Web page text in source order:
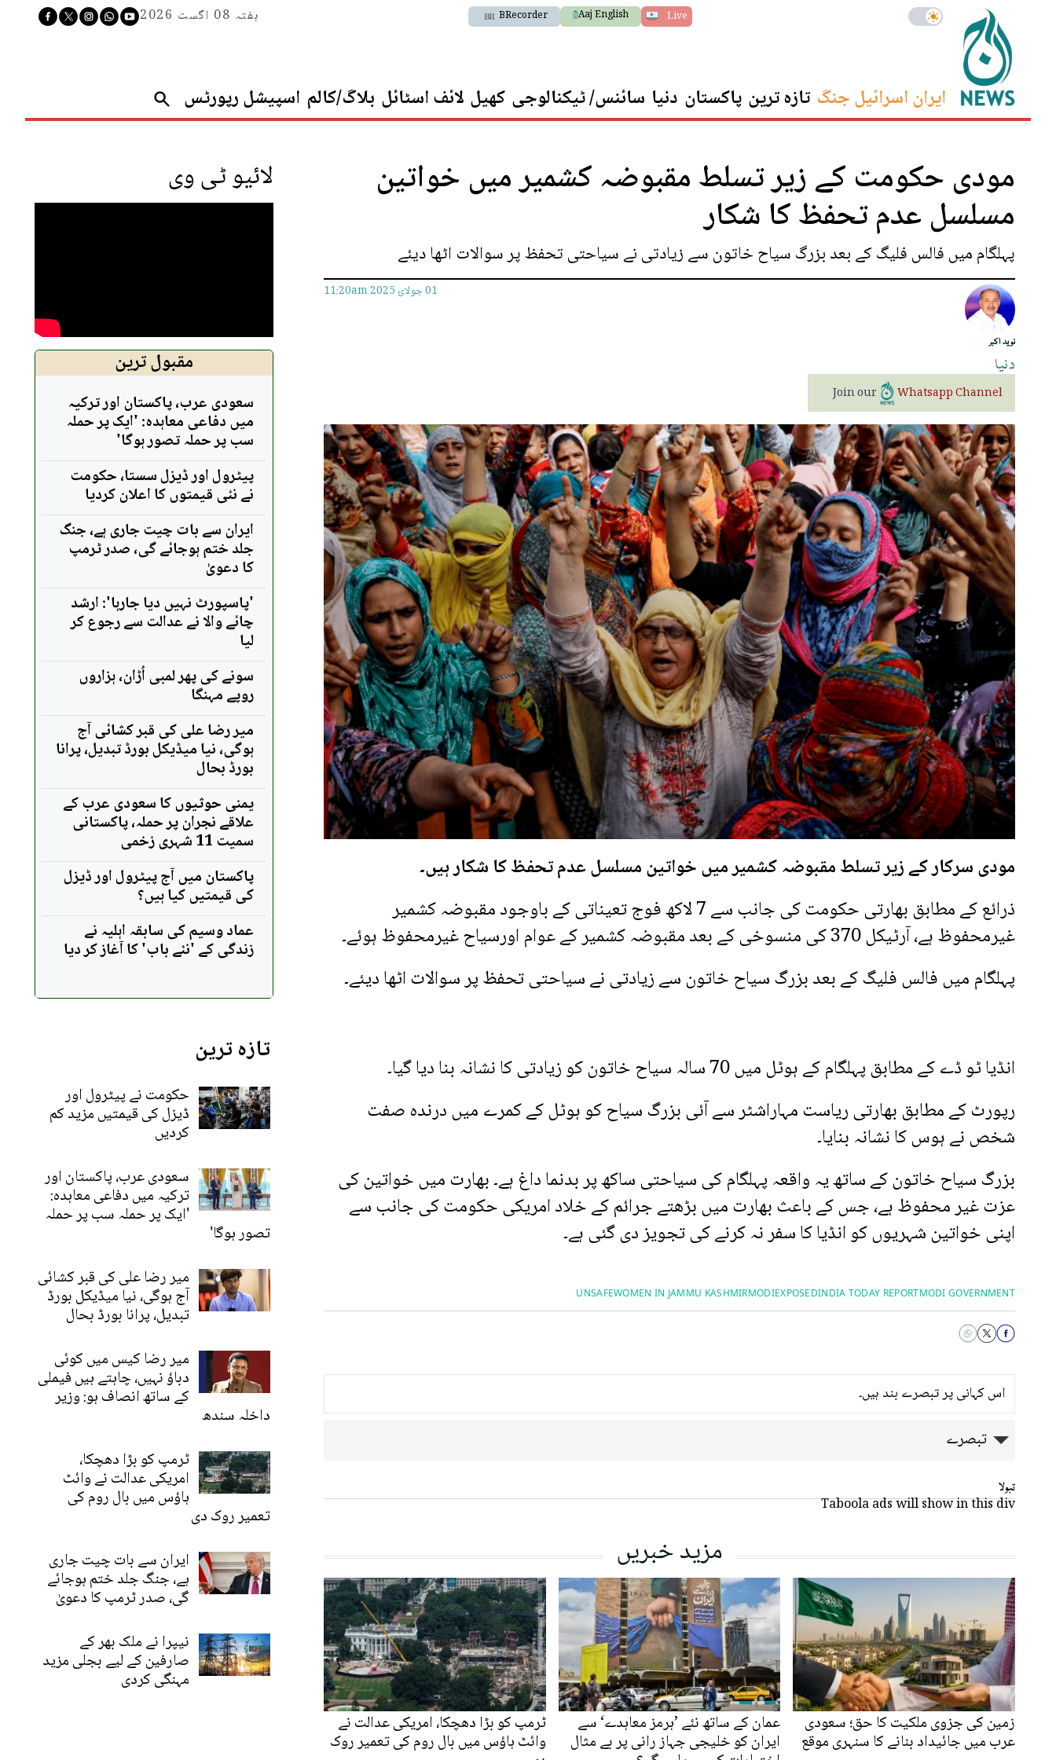
Live
Aaj English
BRecorder ہفتہ 08 اگست 2026
ایران اسرائیل جنگ تازہ ترین پاکستان دنیا سائنس/ ٹیکنالوجی کھیل لائف اسٹائل بلاگ/کالم اسپیشل رپورٹس
مودی حکومت کے زیر تسلط مقبوضہ کشمیر میں خواتین
مسلسل عدم تحفظ کا شکار
پہلگام میں فالس فلیگ کے بعد بزرگ سیاح خاتون سے زیادتی نے سیاحتی تحفظ پر سوالات اٹھا دیئے
نوید اکبر
01 جولائ 2025 11:20am
دنیا
Join our Whatsapp Channel
مودی سرکار کے زیر تسلط مقبوضہ کشمیر میں خواتین مسلسل عدم تحفظ کا شکار ہیں۔
ذرائع کے مطابق بھارتی حکومت کی جانب سے 7 لاکھ فوج تعیناتی کے باوجود مقبوضہ کشمیر
غیرمحفوظ ہے، آرٹیکل 370 کی منسوخی کے بعد مقبوضہ کشمیر کے عوام اورسیاح غیرمحفوظ ہوئے۔
پہلگام میں فالس فلیگ کے بعد بزرگ سیاح خاتون سے زیادتی نے سیاحتی تحفظ پر سوالات اٹھا دیئے۔
انڈیا ٹو ڈے کے مطابق پہلگام کے ہوٹل میں 70 سالہ سیاح خاتون کو زیادتی کا نشانہ بنا دیا گیا۔
رپورٹ کے مطابق بھارتی ریاست مہاراشٹر سے آئی بزرگ سیاح کو ہوٹل کے کمرے میں درندہ صفت
شخص نے ہوس کا نشانہ بنایا۔
بزرگ سیاح خاتون کے ساتھ یہ واقعہ پہلگام کی سیاحتی ساکھ پر بدنما داغ ہے۔ بھارت میں خواتین کی
عزت غیر محفوظ ہے، جس کے باعث بھارت میں بڑھتے جرائم کے خلاد امریکی حکومت کی جانب سے
اپنی خواتین شہریوں کو انڈیا کا سفر نہ کرنے کی تجویز دی گئی ہے۔
MODI GOVERNMENT
INDIA TODAY REPORT
MODIEXPOSED
WOMEN IN JAMMU KASHMIR
UNSAFE
اس کہانی پر تبصرے بند ہیں۔
تبصرے
تبولا
Taboola ads will show in this div
مزید خبریں
زمین کی جزوی ملکیت کا حق؛ سعودی
عرب میں جائیداد بنانے کا سنہری موقع
عمان کے ساتھ نئے ’ہرمز معاہدے‘ سے
ایران کو خلیجی جہاز رانی پر بے مثال
ٹرمپ کو بڑا دھچکا، امریکی عدالت نے
وائٹ ہاؤس میں بال روم کی تعمیر روک
لائیو ٹی وی
مقبول ترین
سعودی عرب، پاکستان اور ترکیہ
میں دفاعی معاہدہ: 'ایک پر حملہ
سب پر حملہ تصور ہوگا'
پیٹرول اور ڈیزل سستا، حکومت
نے نئی قیمتوں کا اعلان کردیا
ایران سے بات چیت جاری ہے، جنگ
جلد ختم ہوجائے گی، صدر ٹرمپ
کا دعویٰ
'پاسپورٹ نہیں دیا جارہا': ارشد
چائے والا نے عدالت سے رجوع کر
لیا
سونے کی پھر لمبی اُڑان، ہزاروں
روپے مہنگا
میر رضا علی کی قبر کشائی آج
ہوگی، نیا میڈیکل بورڈ تبدیل، پرانا
بورڈ بحال
یمنی حوثیوں کا سعودی عرب کے
علاقے نجران پر حملہ، پاکستانی
سمیت 11 شہری زخمی
پاکستان میں آج پیٹرول اور ڈیزل
کی قیمتیں کیا ہیں؟
عماد وسیم کی سابقہ اہلیہ نے
زندگی کے 'نئے باب' کا آغاز کر دیا
تازہ ترین
حکومت نے پیٹرول اور
ڈیزل کی قیمتیں مزید کم
کردیں
سعودی عرب، پاکستان اور
ترکیہ میں دفاعی معاہدہ:
'ایک پر حملہ سب پر حملہ
تصور ہوگا'
میر رضا علی کی قبر کشائی
آج ہوگی، نیا میڈیکل بورڈ
تبدیل، پرانا بورڈ بحال
میر رضا کیس میں کوئی
دباؤ نہیں، چاہتے ہیں فیملی
کے ساتھ انصاف ہو: وزیر
داخلہ سندھ
ٹرمپ کو بڑا دھچکا،
امریکی عدالت نے وائٹ
ہاؤس میں بال روم کی
تعمیر روک دی
ایران سے بات چیت جاری
ہے، جنگ جلد ختم ہوجائے
گی، صدر ٹرمپ کا دعویٰ
نیپرا نے ملک بھر کے
صارفین کے لیے بجلی مزید
مہنگی کردی